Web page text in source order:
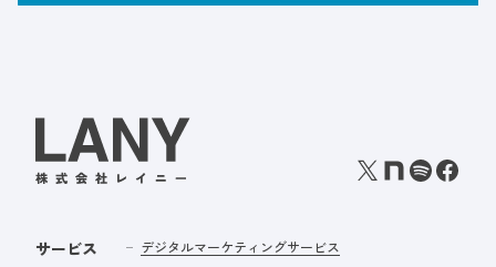
サービス デジタルマーケティングサービス